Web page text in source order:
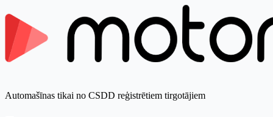
Automašīnas tikai no CSDD reģistrētiem tirgotājiem